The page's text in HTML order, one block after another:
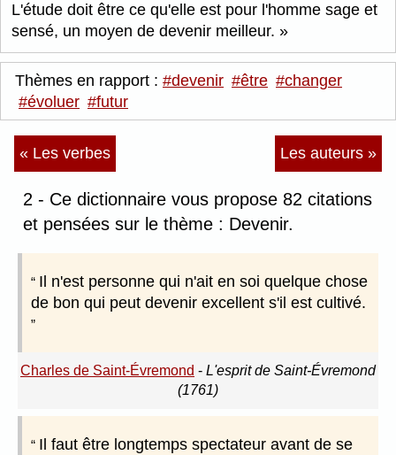
L'étude doit être ce qu'elle est pour l'homme sage et
sensé, un moyen de devenir meilleur.
Thèmes en rapport : #devenir #être #changer
#évoluer #futur
« Les verbes Les auteurs »
2 - Ce dictionnaire vous propose 82 citations
et pensées sur le thème : Devenir.
Il n'est personne qui n'ait en soi quelque chose
de bon qui peut devenir excellent s'il est cultivé.
Charles de Saint-Évremond - L'esprit de Saint-Évremond
(1761)
Il faut être longtemps spectateur avant de se